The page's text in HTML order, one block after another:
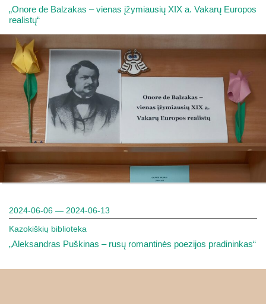
„Onore de Balzakas – vienas įžymiausių XIX a. Vakarų Europos
realistų“
2024-06-06 — 2024-06-13
Kazokiškių biblioteka
„Aleksandras Puškinas – rusų romantinės poezijos pradininkas“